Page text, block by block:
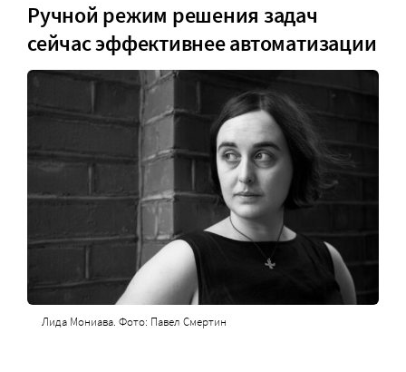
Ручной режим решения задач
сейчас эффективнее автоматизации
Лида Мониава. Фото: Павел Смертин